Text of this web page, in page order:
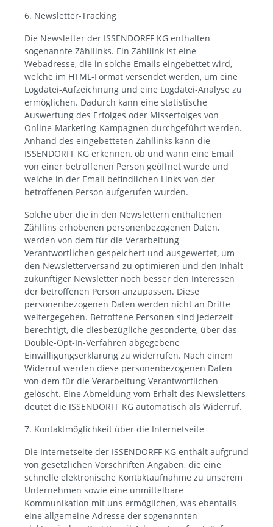
6. Newsletter-Tracking
Die Newsletter der ISSENDORFF KG enthalten
sogenannte Zähllinks. Ein Zähllink ist eine
Webadresse, die in solche Emails eingebettet wird,
welche im HTML-Format versendet werden, um eine
Logdatei-Aufzeichnung und eine Logdatei-Analyse zu
ermöglichen. Dadurch kann eine statistische
Auswertung des Erfolges oder Misserfolges von
Online-Marketing-Kampagnen durchgeführt werden.
Anhand des eingebetteten Zähllinks kann die
ISSENDORFF KG erkennen, ob und wann eine Email
von einer betroffenen Person geöffnet wurde und
welche in der Email befindlichen Links von der
betroffenen Person aufgerufen wurden.
Solche über die in den Newslettern enthaltenen
Zähllins erhobenen personenbezogenen Daten,
werden von dem für die Verarbeitung
Verantwortlichen gespeichert und ausgewertet, um
den Newsletterversand zu optimieren und den Inhalt
zukünftiger Newsletter noch besser den Interessen
der betroffenen Person anzupassen. Diese
personenbezogenen Daten werden nicht an Dritte
weitergegeben. Betroffene Personen sind jederzeit
berechtigt, die diesbezügliche gesonderte, über das
Double-Opt-In-Verfahren abgegebene
Einwilligungserklärung zu widerrufen. Nach einem
Widerruf werden diese personenbezogenen Daten
von dem für die Verarbeitung Verantwortlichen
gelöscht. Eine Abmeldung vom Erhalt des Newsletters
deutet die ISSENDORFF KG automatisch als Widerruf.
7. Kontaktmöglichkeit über die Internetseite
Die Internetseite der ISSENDORFF KG enthält aufgrund
von gesetzlichen Vorschriften Angaben, die eine
schnelle elektronische Kontaktaufnahme zu unserem
Unternehmen sowie eine unmittelbare
Kommunikation mit uns ermöglichen, was ebenfalls
eine allgemeine Adresse der sogenannten